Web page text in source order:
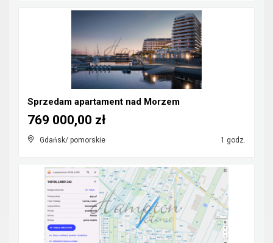
Sprzedam apartament nad Morzem
Gdańsk/ pomorskie 1 godz.
769 000,00 zł